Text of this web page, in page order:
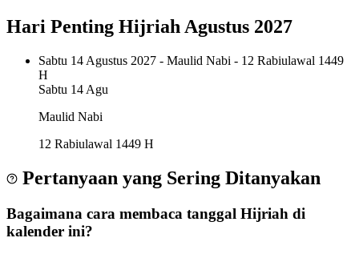
Hari Penting Hijriah Agustus 2027
Sabtu 14 Agustus 2027 - Maulid Nabi - 12 Rabiulawal 1449
H
Sabtu 14 Agu
Maulid Nabi
12 Rabiulawal 1449 H
Pertanyaan yang Sering Ditanyakan
Bagaimana cara membaca tanggal Hijriah di
kalender ini?